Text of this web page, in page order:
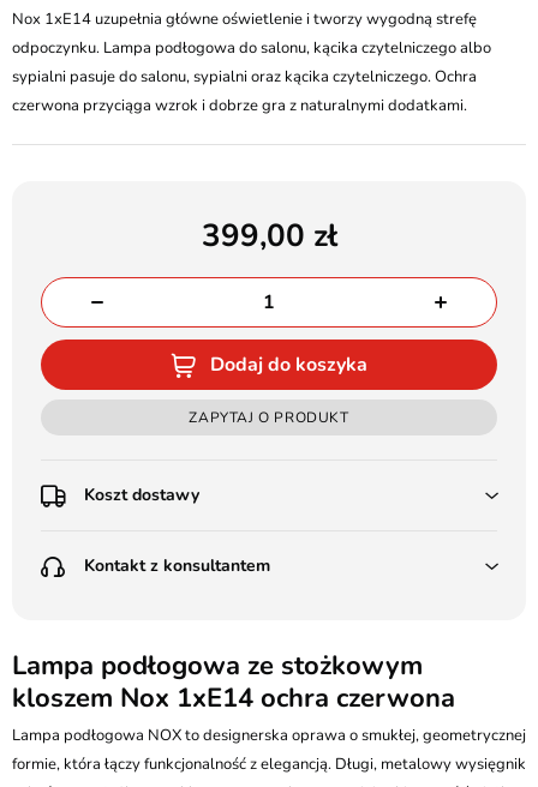
Nox 1xE14 uzupełnia główne oświetlenie i tworzy wygodną strefę
odpoczynku. Lampa podłogowa do salonu, kącika czytelniczego albo
sypialni pasuje do salonu, sypialni oraz kącika czytelniczego. Ochra
czerwona przyciąga wzrok i dobrze gra z naturalnymi dodatkami.
399,00
Dodaj do koszyka
ZAPYTAJ O PRODUKT
Koszt dostawy
Poczta Polska Kurier 48H - 11 zł
(od 1000 zł dla gabarytów, nie dotyczy produktów 3m)
Pobranie:
Poczta Polska Kurier 48H - 16 zł
Kurier GLS - 20 zł
Przesyłka Gabarytowa - 35 zł
Kontakt z konsultantem
Batalionów Chłopskich 12, 94-058 Łódź
506 336 320
kontakt@ledstyl.pl
Lampa podłogowa ze stożkowym
kloszem Nox 1xE14 ochra czerwona
Lampa podłogowa NOX to designerska oprawa o smukłej, geometrycznej
formie, która łączy funkcjonalność z elegancją. Długi, metalowy wysięgnik